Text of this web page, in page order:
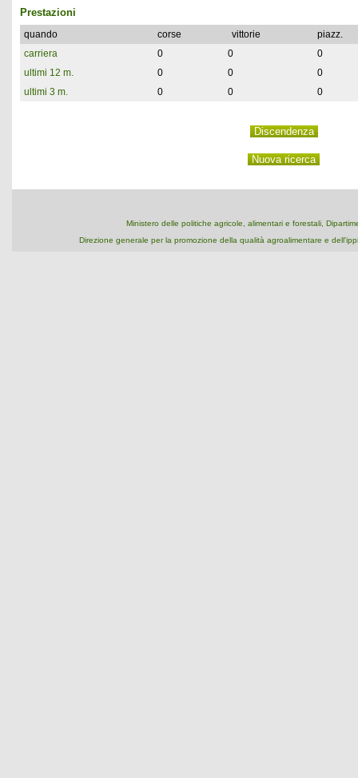
Prestazioni
quando corse vittorie
piazz.
carriera
0 0
0
ultimi 12 m.
0 0
0
ultimi 3 m.
0 0 0
Ministero delle politiche agricole, alimentari e forestali,
Direzione generale per la promozione della qualità agroalimentare e